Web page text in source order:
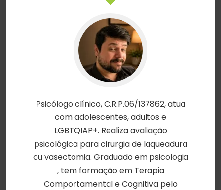
Psicólogo clínico, C.R.P.06/137862, atua
com adolescentes, adultos e
LGBTQIAP+. Realiza avaliação
psicológica para cirurgia de laqueadura
ou vasectomia. Graduado em psicologia
, tem formação em Terapia
Comportamental e Cognitiva pelo